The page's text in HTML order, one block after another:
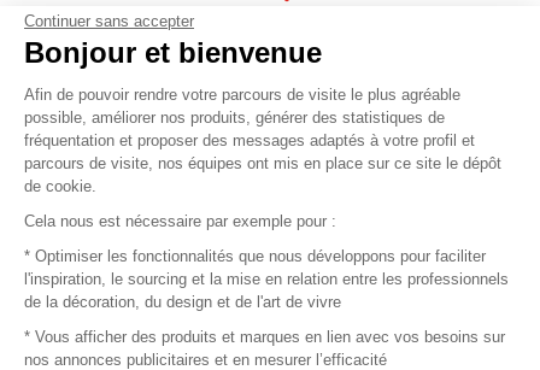
Vendez vos produits
Plan du site
© 2016 –Organisation SAFI
Recrutement
Continuer sans accepter
Bonjour et bienvenue
Afin de pouvoir rendre votre parcours de visite le plus agréable
possible, améliorer nos produits, générer des statistiques de
fréquentation et proposer des messages adaptés à votre profil et
parcours de visite, nos équipes ont mis en place sur ce site le dépôt
de cookie.
Cela nous est nécessaire par exemple pour :
* Optimiser les fonctionnalités que nous développons pour faciliter
l'inspiration, le sourcing et la mise en relation entre les professionnels
de la décoration, du design et de l'art de vivre
* Vous afficher des produits et marques en lien avec vos besoins sur
nos annonces publicitaires et en mesurer l’efficacité